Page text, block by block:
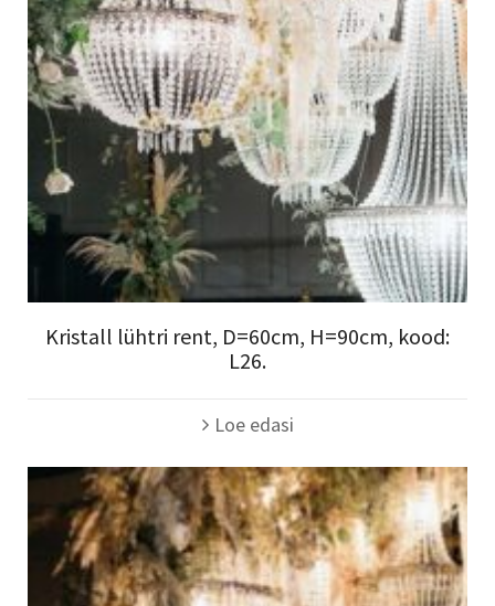
Kristall lühtri rent, D=60cm, H=90cm, kood:
L26.
Loe edasi